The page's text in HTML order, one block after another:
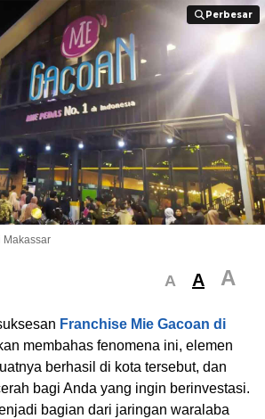
Perbesar
Perbesar
Makassar
A A A
Franchise Mie Gacoan di
membahas fenomena ini, elemen
berhasil di kota tersebut, dan
bagi Anda yang ingin berinvestasi.
bagian dari jaringan waralaba